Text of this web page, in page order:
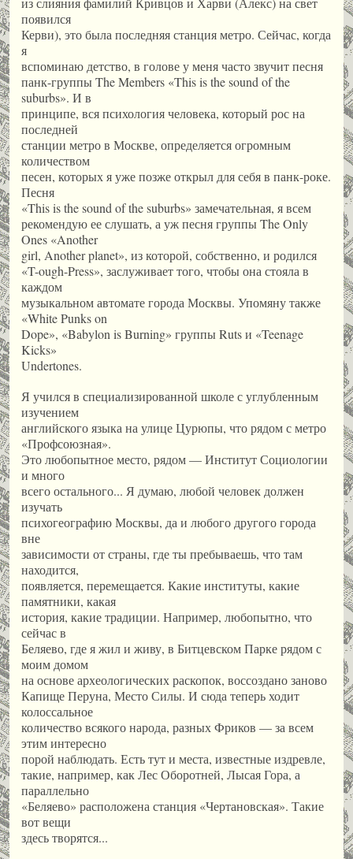
появился
Керви), это была последняя станция метро. Сейчас, когда
я
вспоминаю детство, в голове у меня часто звучит песня
панк-группы The Members «This is the sound of the
suburbs». И в
принципе, вся психология человека, который рос на
последней
станции метро в Москве, определяется огромным
количеством
песен, которых я уже позже открыл для себя в панк-роке.
Песня
«This is the sound of the suburbs» замечательная, я всем
рекомендую ее слушать, а уж песня группы The Only
Ones «Another
girl, Another planet», из которой, собственно, и родился
«T-ough-Press», заслуживает того, чтобы она стояла в
каждом
музыкальном автомате города Москвы. Упомяну также
«White Punks on
Dope», «Babylon is Burning» группы Ruts и «Teenage
Kicks»
Undertones.
Я учился в специализированной школе с углубленным
изучением
английского языка на улице Цурюпы, что рядом с метро
«Профсоюзная».
Это любопытное место, рядом — Институт Социологии
и много
всего остального... Я думаю, любой человек должен
изучать
психогеографию Москвы, да и любого другого города
вне
зависимости от страны, где ты пребываешь, что там
находится,
появляется, перемещается. Какие институты, какие
памятники, какая
история, какие традиции. Например, любопытно, что
сейчас в
Беляево, где я жил и живу, в Битцевском Парке рядом с
моим домом
на основе археологических раскопок, воссоздано заново
Капище Перуна, Место Силы. И сюда теперь ходит
колоссальное
количество всякого народа, разных Фриков — за всем
этим интересно
порой наблюдать. Есть тут и места, известные издревле,
такие, например, как Лес Оборотней, Лысая Гора, а
параллельно
«Беляево» расположена станция «Чертановская». Такие
вот вещи
здесь творятся...